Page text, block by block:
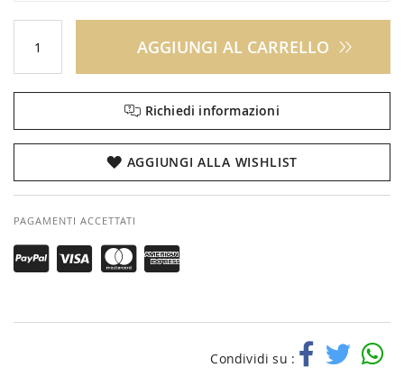
AGGIUNGI AL CARRELLO
Richiedi informazioni
AGGIUNGI ALLA WISHLIST
PAGAMENTI ACCETTATI
Condividi su :